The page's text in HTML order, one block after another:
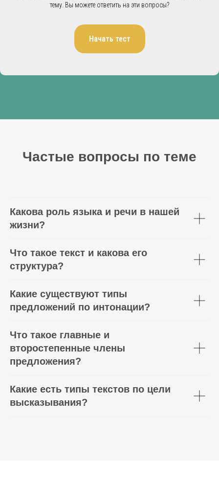
тему. Вы можете ответить на эти вопросы?
Начать тест
Частые вопросы по теме
Какова роль языка и речи в нашей
жизни?
Что такое текст и какова его
структура?
Какие существуют типы
предложений по интонации?
Что такое главные и
второстепенные члены
предложения?
Какие есть типы текстов по цели
высказывания?